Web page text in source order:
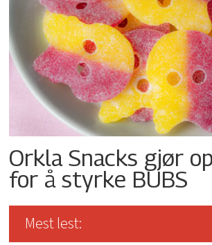
Orkla Snacks gjør
for å styrke BUBS
Mest lest: